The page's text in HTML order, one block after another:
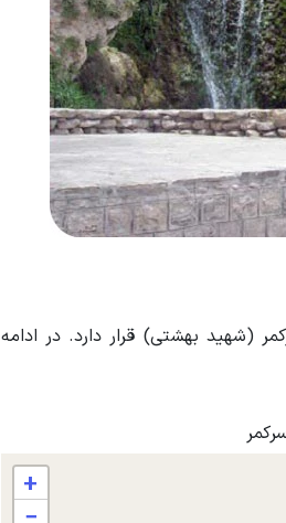
(شهید بهشتی) قرار دارد. در ادامه
+